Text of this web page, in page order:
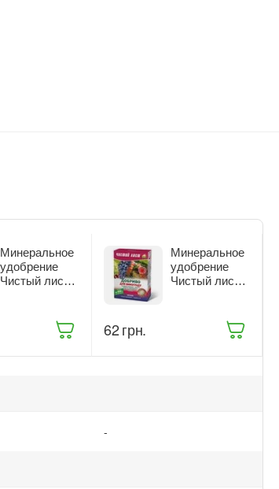
Минеральное
удобрение
Чистый лист
Минеральное
удобрение
Чистый лист
‍62‍грн.
-